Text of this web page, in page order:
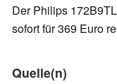
Der Philips
sofort für 369 Euro
Quelle(n)